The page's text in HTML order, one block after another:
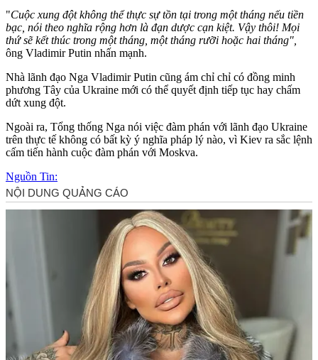
"Cuộc xung đột không thể thực sự tồn tại trong một tháng nếu tiền
bạc, nói theo nghĩa rộng hơn là đạn dược cạn kiệt. Vậy thôi! Mọi
thứ sẽ kết thúc trong một tháng, một tháng rưỡi hoặc hai tháng",
ông Vladimir Putin nhấn mạnh.
Nhà lãnh đạo Nga Vladimir Putin cũng ám chỉ chỉ có đồng minh
phương Tây của Ukraine mới có thể quyết định tiếp tục hay chấm
dứt xung đột.
Ngoài ra, Tổng thống Nga nói việc đàm phán với lãnh đạo Ukraine
trên thực tế không có bất kỳ ý nghĩa pháp lý nào, vì Kiev ra sắc lệnh
cấm tiến hành cuộc đàm phán với Moskva.
Nguồn Tin: